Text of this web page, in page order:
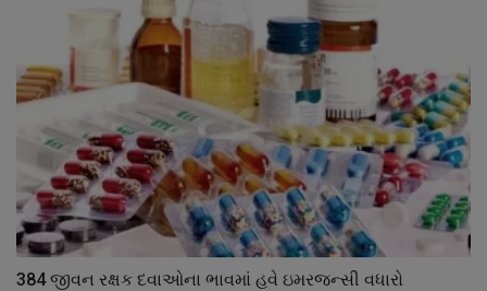
384 જીવન રક્ષક દવાઓના ભાવમાં હવે ઇમરજન્સી વધારો